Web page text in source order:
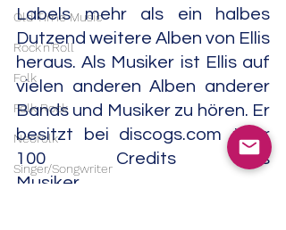
Old Time Music
Rock'n'Roll
Folk
Folk Rock
Neofolk
Singer/Songwriter
Labels mehr als ein halbes
Dutzend weitere Alben von Ellis
heraus. Als Musiker ist Ellis auf
vielen anderen Alben anderer
Bands und Musiker zu hören. Er
besitzt bei discogs.com über
100 Credits als
Musiker.